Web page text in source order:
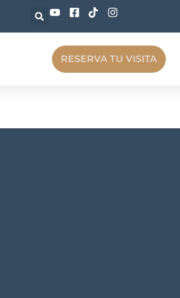
RESERVA TU VISITA